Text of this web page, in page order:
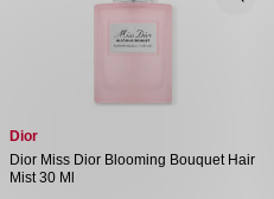
Dior
Dior Miss Dior Blooming Bouquet Hair
Mist 30 Ml